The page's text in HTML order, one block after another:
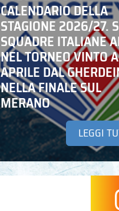
CALENDARIO DELLA
STAGIONE 2026/27.
SQUADRE ITALIANE
NEL TORNEO VINTO
APRILE DAL
NELLA FINALE SUL
MERANO
LEGGI